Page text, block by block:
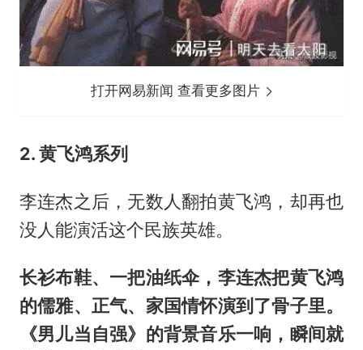
打开网易新闻 查看更多图片
2. 黄飞鸿系列
李连杰之后，无数人翻拍黄飞鸿，却再也
没人能演活这个民族英雄。
长衫布鞋、一把油纸伞，李连杰把黄飞鸿
的儒雅、正气、家国情怀演到了骨子里。
《男儿当自强》的背景音乐一响，瞬间就